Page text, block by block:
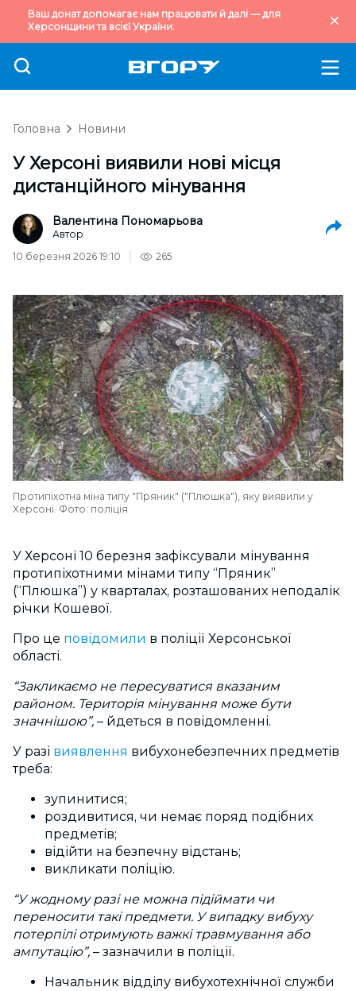
Ваш донат допомагає нам працювати й далі — для
Херсонщини та всієї України.
Головна Новини
У Херсоні виявили нові місця
дистанційного мінування
Валентина Пономарьова
Автор
10 березня 2026 19:10
265
Протипіхотна міна типу "Пряник" ("Плюшка"), яку виявили у
Херсоні. Фото: поліція
У Херсоні 10 березня зафіксували мінування
протипіхотними мінами типу “Пряник”
(“Плюшка”) у кварталах, розташованих неподалік
річки Кошевої.
Про це повідомили в поліції Херсонської
області.
“Закликаємо не пересуватися вказаним
районом. Територія мінування може бути
значнішою”, – йдеться в повідомленні.
У разі виявлення вибухонебезпечних предметів
треба:
зупинитися;
роздивитися, чи немає поряд подібних
предметів;
відійти на безпечну відстань;
викликати поліцію.
“У жодному разі не можна підіймати чи
переносити такі предмети. У випадку вибуху
потерпілі отримують важкі травмування або
ампутацію”, – зазначили в поліції.
Начальник відділу вибухотехнічної служби